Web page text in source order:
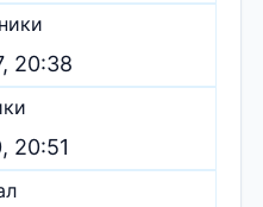
20:38
20:51